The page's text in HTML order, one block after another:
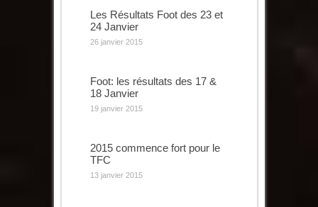
Les Résultats Foot des 23 et
24 Janvier
26 janvier 2015
Foot: les résultats des 17 &
18 Janvier
19 janvier 2015
2015 commence fort pour le
TFC
13 janvier 2015